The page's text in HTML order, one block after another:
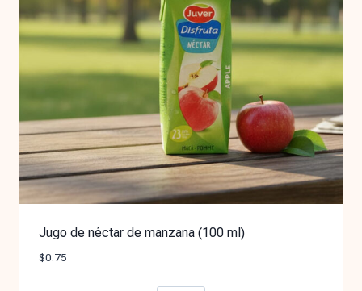
Jugo de néctar de manzana (100 ml)
$0.75